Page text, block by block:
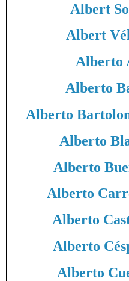
Albert
Albert
Alberto
Alberto
Alberto
Alberto
Alberto
Alberto
Alberto
Alberto
Alberto